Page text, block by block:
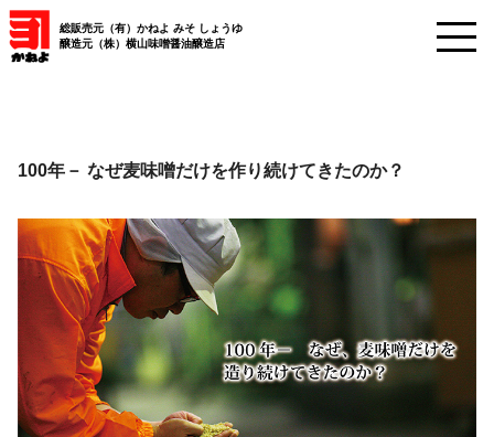
総販売元（有）かねよ みそ しょうゆ
醸造元（株）横山味噌醤油醸造店
100年－ なぜ麦味噌だけを作り続けてきたのか？